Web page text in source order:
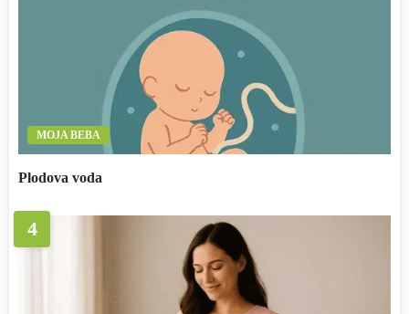
MOJA BEBA
Plodova voda
4